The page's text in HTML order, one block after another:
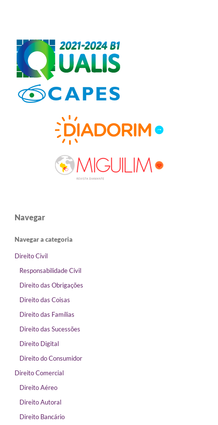
Navegar
Navegar a categoria
Direito Civil
Responsabilidade Civil
Direito das Obrigações
Direito das Coisas
Direito das Famílias
Direito das Sucessões
Direito Digital
Direito do Consumidor
Direito Comercial
Direito Aéreo
Direito Autoral
Direito Bancário